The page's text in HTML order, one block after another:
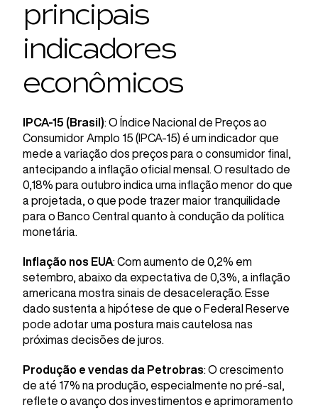
principais
indicadores
econômicos
IPCA-15 (Brasil): O Índice Nacional de Preços ao
Consumidor Amplo 15 (IPCA-15) é um indicador que
mede a variação dos preços para o consumidor final,
antecipando a inflação oficial mensal. O resultado de
0,18% para outubro indica uma inflação menor do que
a projetada, o que pode trazer maior tranquilidade
para o Banco Central quanto à condução da política
monetária.
Inflação nos EUA: Com aumento de 0,2% em
setembro, abaixo da expectativa de 0,3%, a inflação
americana mostra sinais de desaceleração. Esse
dado sustenta a hipótese de que o Federal Reserve
pode adotar uma postura mais cautelosa nas
próximas decisões de juros.
Produção e vendas da Petrobras: O crescimento
de até 17% na produção, especialmente no pré-sal,
reflete o avanço dos investimentos e aprimoramento